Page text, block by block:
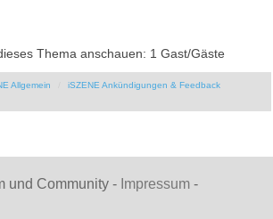
Thema anschauen: 1 Gast/Gäste
Allgemein
iSZENE Ankündigungen & Feedback
und Community - Impressum -